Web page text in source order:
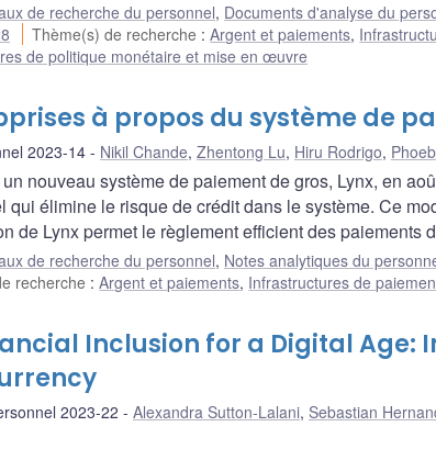
de recherche du personnel, Documents d'analyse du
Thème(s) de recherche :Argent et paiements,
de politique monétaire et mise en œuvre
à propos du système de
2023-14 Nikil Chande, Zhentong Lu, Hiru Rodrigo,
nouveau système de paiement de gros, Lynx, en
qui élimine le risque de crédit dans le système. Ce
de Lynx permet le règlement efficient des paiements
de recherche du personnel, Notes analytiques du
recherche :Argent et paiements, Infrastructures de
Inclusion for a Digital
2023-22 Alexandra Sutton-Lalani, Sebastian